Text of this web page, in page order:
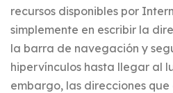
recursos disponibles por
simplemente en escribir la
la barra de navegación y
hipervínculos hasta llegar al
embargo, las direcciones